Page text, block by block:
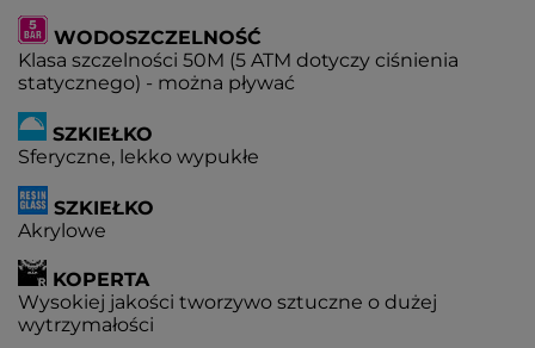
WODOSZCZELNOŚĆ
Klasa szczelności 50M (5 ATM dotyczy ciśnienia
statycznego) - można pływać
SZKIEŁKO
Sferyczne, lekko wypukłe
SZKIEŁKO
Akrylowe
KOPERTA
Wysokiej jakości tworzywo sztuczne o dużej
wytrzymałości